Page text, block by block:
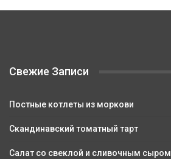
Свежие Записи
Постные котлеты из моркови
Скандинавский томатный тарт
Салат со свеклой и сливочным сыром